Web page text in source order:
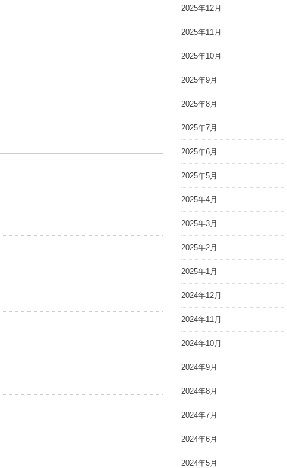
2025年12月
2025年11月
2025年10月
2025年9月
2025年8月
2025年7月
2025年6月
2025年5月
2025年4月
2025年3月
2025年2月
2025年1月
2024年12月
2024年11月
2024年10月
2024年9月
2024年8月
2024年7月
2024年6月
2024年5月